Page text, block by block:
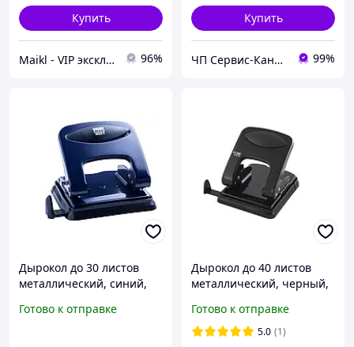
Купить
Maikl - VIP эксклюзив товаров в Украине. 96%
Купить
ЧП Сервис-Канцторг - все товары для офиса из одних рук! 99%
Дырокол до 30 листов
металлический, синий,
Готово к отправке
Дырокол до 40 листов
металлический, черный,
Готово к отправке
5.0 (1)